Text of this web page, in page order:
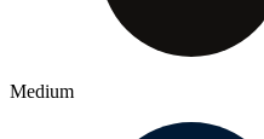
Medium